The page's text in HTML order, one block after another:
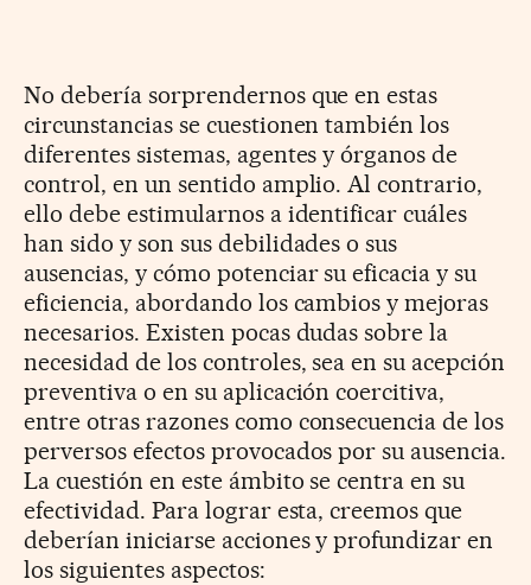
No debería sorprendernos que en estas
circunstancias se cuestionen también los
diferentes sistemas, agentes y órganos de
control, en un sentido amplio. Al contrario,
ello debe estimularnos a identificar cuáles
han sido y son sus debilidades o sus
ausencias, y cómo potenciar su eficacia y su
eficiencia, abordando los cambios y mejoras
necesarios. Existen pocas dudas sobre la
necesidad de los controles, sea en su acepción
preventiva o en su aplicación coercitiva,
entre otras razones como consecuencia de los
perversos efectos provocados por su ausencia.
La cuestión en este ámbito se centra en su
efectividad. Para lograr esta, creemos que
deberían iniciarse acciones y profundizar en
los siguientes aspectos: